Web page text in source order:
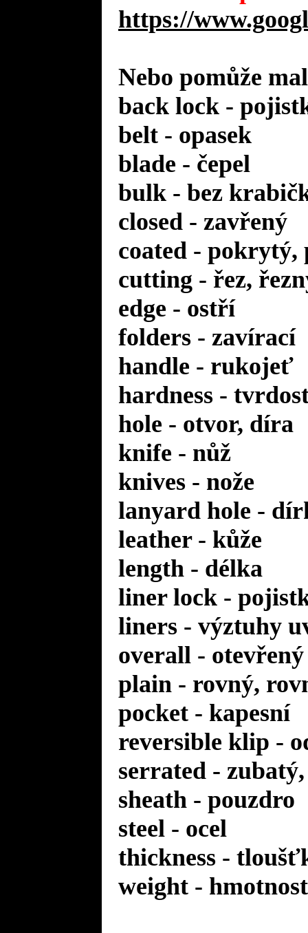
https://
Nebo pomůže
back lock -
belt - opasek
blade - čepel
bulk - bez
closed - zavřený
coated - pokrytý,
cutting - řez,
edge - ostří
folders - zavírací
handle - rukojeť
hardness -
hole - otvor, díra
knife - nůž
knives - nože
lanyard hole -
leather - kůže
length - délka
liner lock -
liners - výztuhy
overall - otevřený
plain - rovný,
pocket - kapesní
reversible klip -
serrated -
sheath - pouzdro
steel - ocel
thickness -
weight - hmotnost